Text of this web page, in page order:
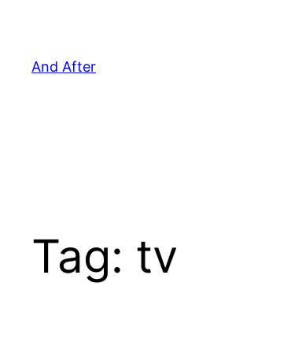
And After
Tag: tv